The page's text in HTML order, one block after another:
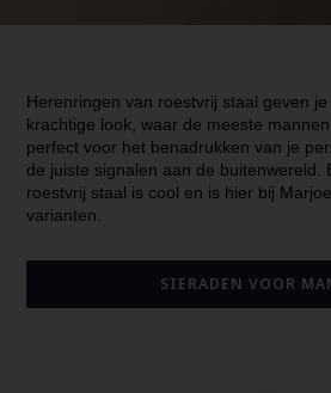
Herenringen van roestvrij staal geven
krachtige look, waar de meeste
perfect voor het benadrukken van je
de juiste signalen aan de buitenwereld.
roestvrij staal is cool en is hier bij
varianten.
SIERADEN VOOR